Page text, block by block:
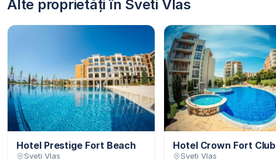
Alte proprietăți în Sveti Vlas
Hotel Prestige Fort Beach
Sveti Vlas
Hotel Crown Fort Club
Sveti Vlas